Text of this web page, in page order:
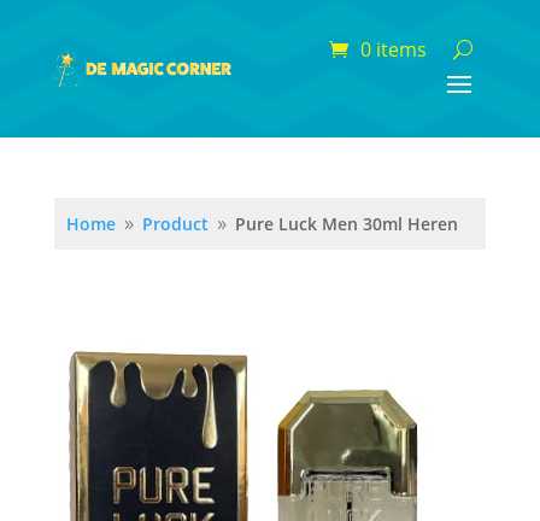
0 items
Home 9 Product 9 Pure Luck Men 30ml Heren